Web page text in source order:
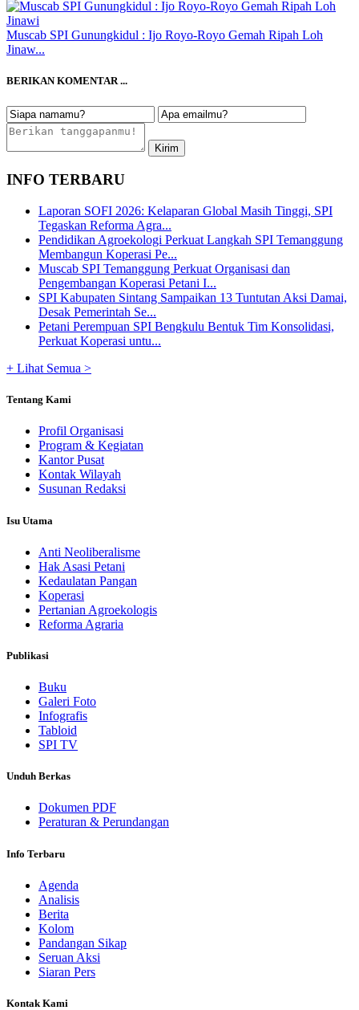
Muscab SPI Gunungkidul : Ijo Royo-Royo Gemah Ripah Loh
Jinaw...
BERIKAN KOMENTAR ...
INFO TERBARU
Laporan SOFI 2026: Kelaparan Global Masih Tinggi, SPI
Tegaskan Reforma Agra...
Pendidikan Agroekologi Perkuat Langkah SPI Temanggung
Membangun Koperasi Pe...
Muscab SPI Temanggung Perkuat Organisasi dan
Pengembangan Koperasi Petani I...
SPI Kabupaten Sintang Sampaikan 13 Tuntutan Aksi Damai,
Desak Pemerintah Se...
Petani Perempuan SPI Bengkulu Bentuk Tim Konsolidasi,
Perkuat Koperasi untu...
+ Lihat Semua >
Tentang Kami
Profil Organisasi
Program & Kegiatan
Kantor Pusat
Kontak Wilayah
Susunan Redaksi
Isu Utama
Anti Neoliberalisme
Hak Asasi Petani
Kedaulatan Pangan
Koperasi
Pertanian Agroekologis
Reforma Agraria
Publikasi
Buku
Galeri Foto
Infografis
Tabloid
SPI TV
Unduh Berkas
Dokumen PDF
Peraturan & Perundangan
Info Terbaru
Agenda
Analisis
Berita
Kolom
Pandangan Sikap
Seruan Aksi
Siaran Pers
Kontak Kami